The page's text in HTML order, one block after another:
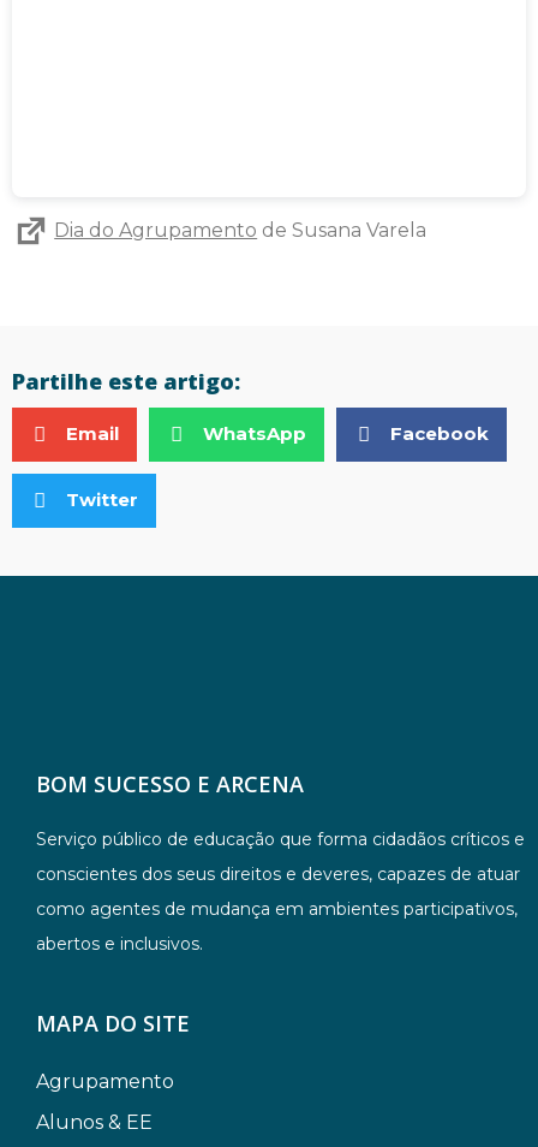
Dia do Agrupamento de Susana Varela
Partilhe este artigo:
Email WhatsApp Facebook
Twitter
BOM SUCESSO E ARCENA
Serviço público de educação que forma cidadãos críticos e
conscientes dos seus direitos e deveres, capazes de atuar
como agentes de mudança em ambientes participativos,
abertos e inclusivos.
MAPA DO SITE
Agrupamento
Alunos & EE